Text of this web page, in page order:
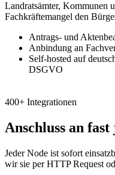
Landratsämter, Kommunen
Fachkräftemangel den
Antrags- und
Anbindung an
Self-hosted auf
DSGVO
400+ Integrationen
Anschluss an fast
Jeder Node ist sofort
wir sie per HTTP Request